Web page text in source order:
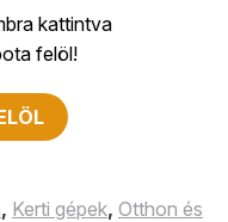
kattintva
felöl!
, Kerti gépek, Otthon és